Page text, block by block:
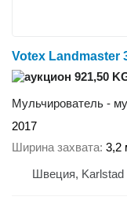
Votex Landmaster
921,50
Мульчирователь -
2017
Ширина захвата 3,2
Швеция, Karlstad